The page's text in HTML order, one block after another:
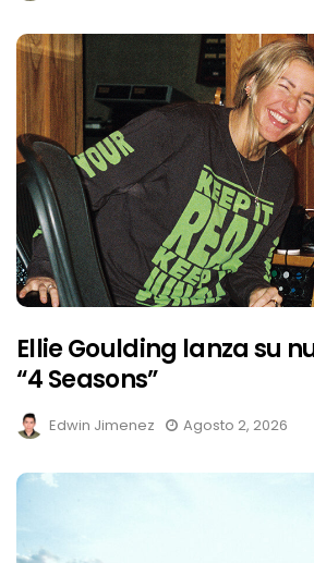
Ellie Goulding lanza su
“4 Seasons”
Edwin Jimenez Agosto 2, 2026